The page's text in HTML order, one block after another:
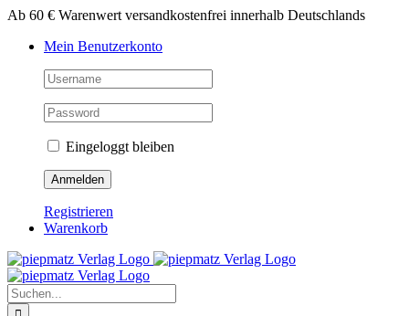
Zum
springen
Ab 60 € Warenwert versandkostenfrei innerhalb Deutschlands
Mein Benutzerkonto
Eingeloggt bleiben
Registrieren
Warenkorb
Suche
nach: